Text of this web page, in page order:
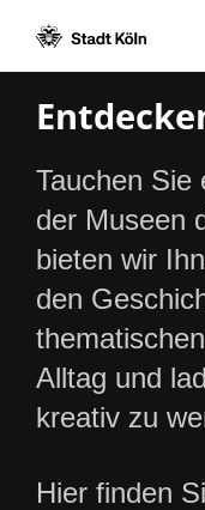
Tauchen Sie
der Museen
bieten wir
den
Alltag und
kreativ zu
Hier finden